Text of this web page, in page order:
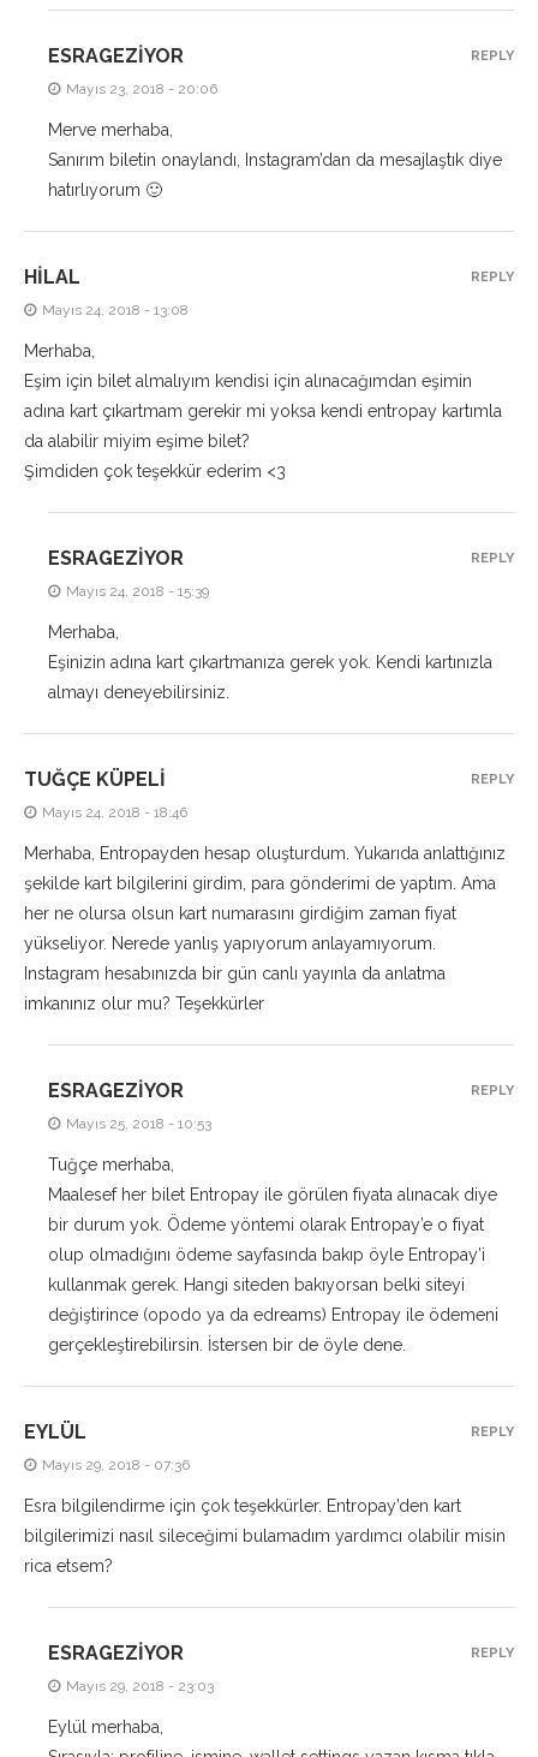
ESRAGEZIYOR
Mayıs 23, 2018 - 20:06
Merve merhaba,
Sanırım biletin onaylandı, Instagram’dan da mesajlaştık diye
hatırlıyorum 🙂
REPLY
HILAL
Mayıs 24, 2018 - 13:08
Merhaba,
Eşim için bilet almalıyım kendisi için alınacağımdan eşimin
adına kart çıkartmam gerekir mi yoksa kendi entropay kartımla
da alabilir miyim eşime bilet?
Şimdiden çok teşekkür ederim <3
REPLY
ESRAGEZIYOR
Mayıs 24, 2018 - 15:39
Merhaba,
Eşinizin adına kart çıkartmanıza gerek yok. Kendi kartınızla
almayı deneyebilirsiniz.
REPLY
TUĞÇE KÜPELI
Mayıs 24, 2018 - 18:46
Merhaba, Entropayden hesap oluşturdum. Yukarıda anlattığınız
şekilde kart bilgilerini girdim, para gönderimi de yaptım. Ama
her ne olursa olsun kart numarasını girdiğim zaman fiyat
yükseliyor. Nerede yanlış yapıyorum anlayamıyorum.
Instagram hesabınızda bir gün canlı yayınla da anlatma
imkanınız olur mu? Teşekkürler
REPLY
ESRAGEZIYOR
Mayıs 25, 2018 - 10:53
Tuğçe merhaba,
Maalesef her bilet Entropay ile görülen fiyata alınacak diye
bir durum yok. Ödeme yöntemi olarak Entropay’e o fiyat
olup olmadığını ödeme sayfasında bakıp öyle Entropay’i
kullanmak gerek. Hangi siteden bakıyorsan belki siteyi
değiştirince (opodo ya da edreams) Entropay ile ödemeni
gerçekleştirebilirsin. İstersen bir de öyle dene.
REPLY
EYLÜL
Mayıs 29, 2018 - 07:36
Esra bilgilendirme için çok teşekkürler. Entropay’den kart
bilgilerimizi nasıl sileceğimi bulamadım yardımcı olabilir misin
rica etsem?
REPLY
ESRAGEZIYOR
Mayıs 29, 2018 - 23:03
Eylül merhaba,
REPLY